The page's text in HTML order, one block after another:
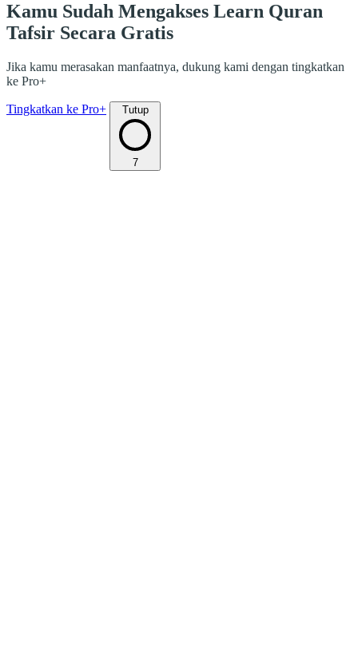
Kamu Sudah Mengakses Learn Quran
Tafsir Secara Gratis
Jika kamu merasakan manfaatnya, dukung kami dengan tingkatkan
ke Pro+
Tingkatkan ke Pro+ Tutup
7